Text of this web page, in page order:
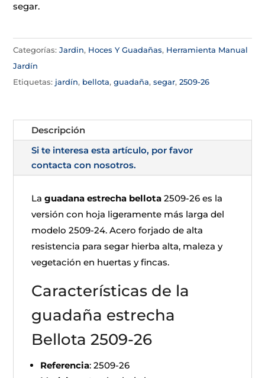
segar.
Categorías:Jardin, Hoces Y Guadañas, Herramienta Manual
Jardín
Etiquetas: jardín, bellota,guadaña,segar,2509-26
Descripción
Si te interesa esta artículo, por favor
contacta con nosotros.
Laguadana estrecha bellota 2509-26 es la
versión con hoja ligeramente más larga del
modelo 2509-24. Acero forjado de alta
resistencia para segar hierba alta, maleza y
vegetación en huertas y fincas.
Características de la
guadaña estrecha
Bellota 2509-26
Referencia: 2509-26